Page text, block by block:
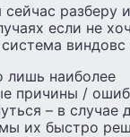
разберу
если не
виндовс
лишь наиболее
причины /
– в случае
их быстро